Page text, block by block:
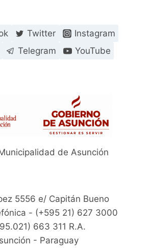
Twitter
Instagram
Telegram YouTube
de Asunción
5556 e/ Capitán Bueno
- (+595 21) 627 3000
663 311 R.A.
- Paraguay